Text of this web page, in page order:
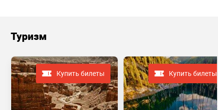
Туризм
Купить билеты Купить билеты